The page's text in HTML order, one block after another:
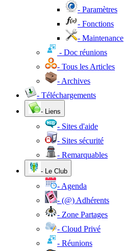
- Paramètres
- Fonctions
- Maintenance
- Doc réunions
- Tous les Articles
- Archives
- Téléchargements
- Liens
- Sites d'aide
- Sites sécurité
- Remarquables
- Le Club
- Agenda
- (@) Adhérents
- Zone Partages
- Cloud Privé
- Réunions